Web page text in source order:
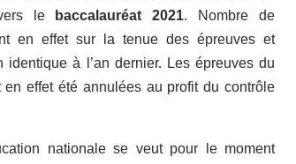
le
baccalauréat 2021. Nombre de
en effet sur la tenue des épreuves et
identique à l’an dernier. Les épreuves du
en effet été annulées au profit du contrôle
nationale se veut pour le moment